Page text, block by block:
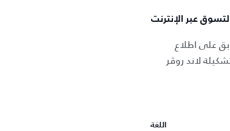
عبر الإنترنت
على اطلاع
لاند روڤر
اللغة